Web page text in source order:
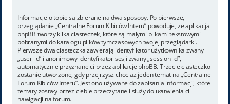
Informacje o tobie są zbierane na dwa sposoby. Po pierwsze,
przeglądanie „Centralne Forum Kibiców Interu” powoduje, że aplikacja
phpBB tworzy kilka ciasteczek, które są małymi plikami tekstowymi
pobranymi do katalogu plików tymczasowych twojej przeglądarki.
Pierwsze dwa ciasteczka zawierają identyfikator użytkownika zwany
„user-id” i anonimowy identyfikator sesji zwany „session-id”,
automatycznie przyznane ci przez aplikację phpBB. Trzecie ciasteczko
zostanie utworzone, gdy przejrzysz chociaż jeden temat na „Centralne
Forum Kibiców Interu”. Jest ono używane do zapisania informacji, które
tematy zostały przez ciebie przeczytane i służy do ułatwienia ci
nawigacji na forum.